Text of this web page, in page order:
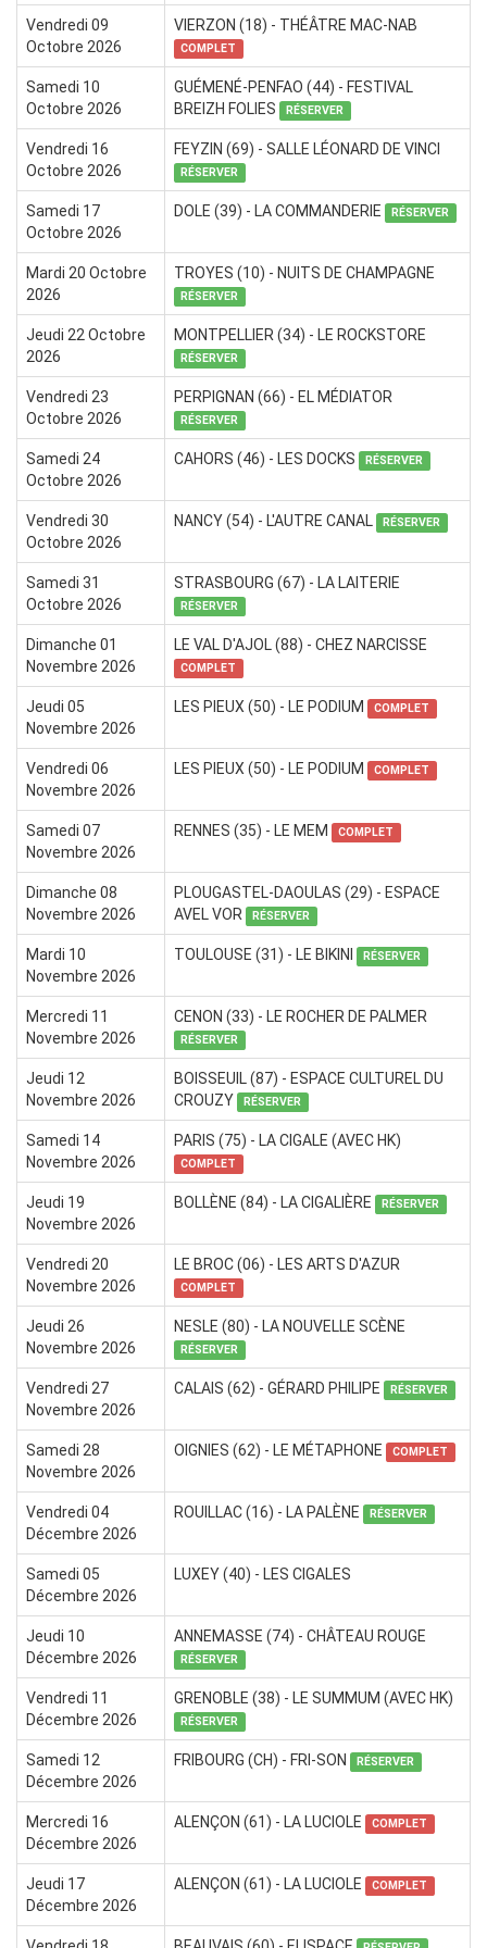
Vendredi 09
Octobre 2026
VIERZON (18) - THÉÂTRE MAC-NAB
COMPLET
Samedi 10
Octobre 2026
GUÉMENÉ-PENFAO (44) - FESTIVAL
BREIZH FOLIES
RÉSERVER
Vendredi 16
Octobre 2026
FEYZIN (69) - SALLE LÉONARD DE VINCI
RÉSERVER
Samedi 17
Octobre 2026
DOLE (39) - LA COMMANDERIE RÉSERVER
Mardi 20 Octobre
2026
TROYES (10) - NUITS DE CHAMPAGNE
RÉSERVER
Jeudi 22 Octobre
2026
MONTPELLIER (34) - LE ROCKSTORE
RÉSERVER
Vendredi 23
Octobre 2026
PERPIGNAN (66) - EL MÉDIATOR
RÉSERVER
Samedi 24
Octobre 2026
CAHORS (46) - LES DOCKS RÉSERVER
Vendredi 30
Octobre 2026
NANCY (54) - L'AUTRE CANAL RÉSERVER
Samedi 31
Octobre 2026
STRASBOURG (67) - LA LAITERIE
RÉSERVER
Dimanche 01
Novembre 2026
LE VAL D'AJOL (88) - CHEZ NARCISSE
COMPLET
Jeudi 05
Novembre 2026
LES PIEUX (50) - LE PODIUM COMPLET
Vendredi 06
Novembre 2026
LES PIEUX (50) - LE PODIUM COMPLET
Samedi 07
Novembre 2026
RENNES (35) - LE MEM COMPLET
Dimanche 08
Novembre 2026
PLOUGASTEL-DAOULAS (29) - ESPACE
AVEL VOR
RÉSERVER
Mardi 10
Novembre 2026
TOULOUSE (31) - LE BIKINI RÉSERVER
Mercredi 11
Novembre 2026
CENON (33) - LE ROCHER DE PALMER
RÉSERVER
Jeudi 12
Novembre 2026
BOISSEUIL (87) - ESPACE CULTUREL DU
CROUZY
RÉSERVER
Samedi 14
Novembre 2026
PARIS (75) - LA CIGALE (AVEC HK)
COMPLET
Jeudi 19
Novembre 2026
BOLLÈNE (84) - LA CIGALIÈRE RÉSERVER
Vendredi 20
Novembre 2026
LE BROC (06) - LES ARTS D'AZUR
COMPLET
Jeudi 26
Novembre 2026
NESLE (80) - LA NOUVELLE SCÈNE
RÉSERVER
Vendredi 27
Novembre 2026
CALAIS (62) - GÉRARD PHILIPE RÉSERVER
Samedi 28
Novembre 2026
OIGNIES (62) - LE MÉTAPHONE COMPLET
Vendredi 04
Décembre 2026
ROUILLAC (16) - LA PALÈNE RÉSERVER
Samedi 05
Décembre 2026
LUXEY (40) - LES CIGALES
Jeudi 10
Décembre 2026
ANNEMASSE (74) - CHÂTEAU ROUGE
RÉSERVER
Vendredi 11
Décembre 2026
GRENOBLE (38) - LE SUMMUM (AVEC HK)
RÉSERVER
Samedi 12
Décembre 2026
FRIBOURG (CH) - FRI-SON RÉSERVER
Mercredi 16
Décembre 2026
ALENÇON (61) - LA LUCIOLE COMPLET
Jeudi 17
Décembre 2026
ALENÇON (61) - LA LUCIOLE COMPLET